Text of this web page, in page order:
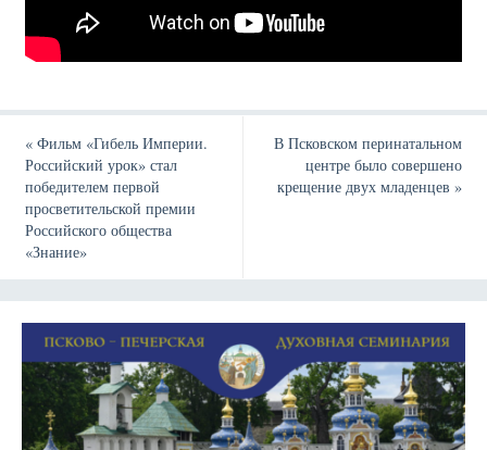
«Фильм «Гибель Империи.
Российский урок» стал
победителем первой
просветительской премии
Российского общества
«Знание»
В Псковском перинатальном
центре было совершено
крещение двух младенцев»